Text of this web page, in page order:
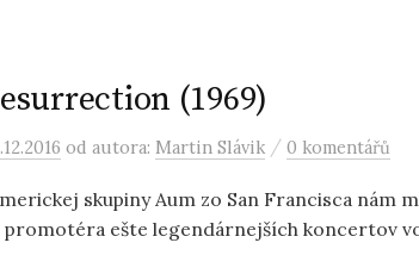
(1969)
od autora: Martin Slávik / 0 komentářů
skupiny Aum zo San Francisca nám
ešte legendárnejších koncertov